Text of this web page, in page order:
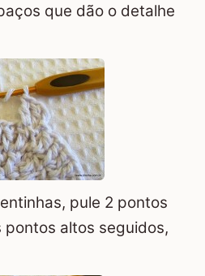
que dão o detalhe
pule 2 pontos
altos seguidos,